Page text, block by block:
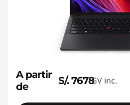
A partir
de
S/. 7678IGV inc.